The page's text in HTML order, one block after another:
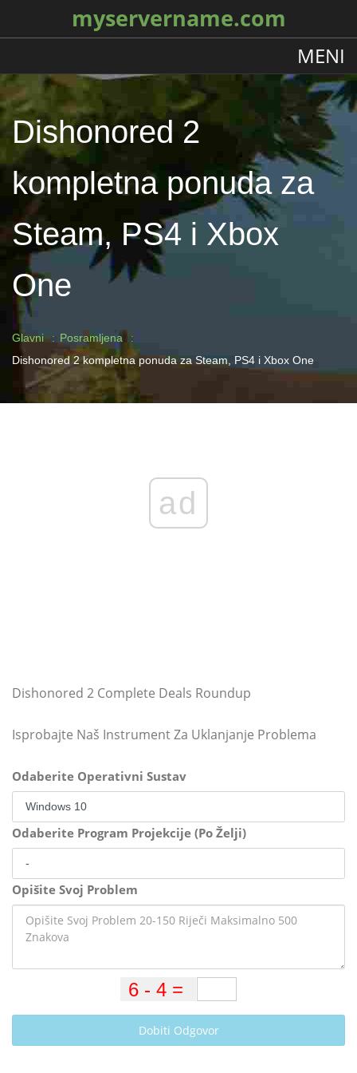
myservername.com
MENI
Dishonored 2
kompletna ponuda za
Steam, PS4 i Xbox
One
Glavni
Posramljena
Dishonored 2 kompletna ponuda za Steam, PS4 i Xbox One
ad
Dishonored 2 Complete Deals Roundup
Isprobajte Naš Instrument Za Uklanjanje Problema
Odaberite Operativni Sustav
Odaberite Program Projekcije (Po Želji)
Opišite Svoj Problem
Dobiti Odgovor